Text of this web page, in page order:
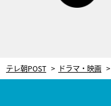
テレ朝POST ドラマ・映画